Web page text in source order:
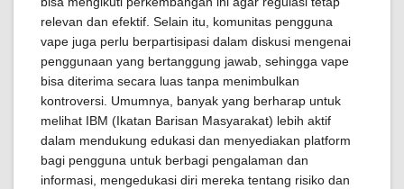
relevan dan efektif. Selain itu, komunitas pengguna
vape juga perlu berpartisipasi dalam diskusi mengenai
penggunaan yang bertanggung jawab, sehingga vape
bisa diterima secara luas tanpa menimbulkan
kontroversi. Umumnya, banyak yang berharap untuk
melihat IBM (Ikatan Barisan Masyarakat) lebih aktif
dalam mendukung edukasi dan menyediakan platform
bagi pengguna untuk berbagi pengalaman dan
informasi, mengedukasi diri mereka tentang risiko dan